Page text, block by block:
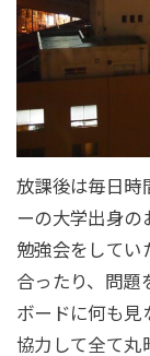
放課後は毎日時
ーの大学出身の
勉強会をしてい
合ったり、問題
ボードに何も見
協力して全て丸